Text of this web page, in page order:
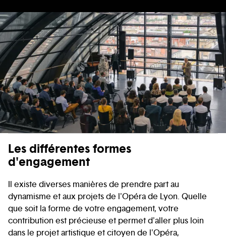
Les différentes formes
d'engagement
Il existe diverses manières de prendre part au
dynamisme et aux projets de l'Opéra de Lyon. Quelle
que soit la forme de votre engagement, votre
contribution est précieuse et permet d'aller plus loin
dans le projet artistique et citoyen de l'Opéra,